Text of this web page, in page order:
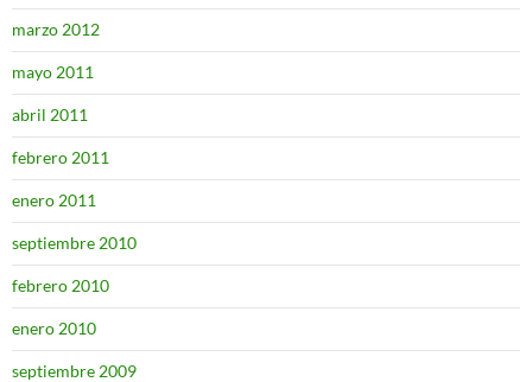
marzo 2012
mayo 2011
abril 2011
febrero 2011
enero 2011
septiembre 2010
febrero 2010
enero 2010
septiembre 2009